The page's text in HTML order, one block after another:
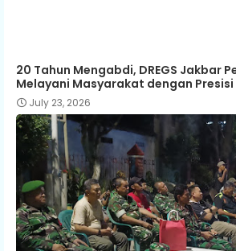
20 Tahun Mengabdi, DREGS Jakbar
Melayani Masyarakat dengan Presisi
July 23, 2026